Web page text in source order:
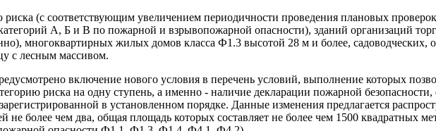
(с соответствующим увеличением периодичности проведения плановых
А, Б и В по пожарной и взрывопожарной опасности), зданий организаций
многоквартирных жилых домов класса Ф1.3 высотой 28 м и более, садоводческих,
с лесным массивом.
включение нового условия в перечень условий, выполнение которых
риска на одну ступень, а именно - наличие декларации пожарной
в установленном порядке. Данные изменения предлагается
не более чем два, общая площадь которых составляет не более чем 1500 квадратных